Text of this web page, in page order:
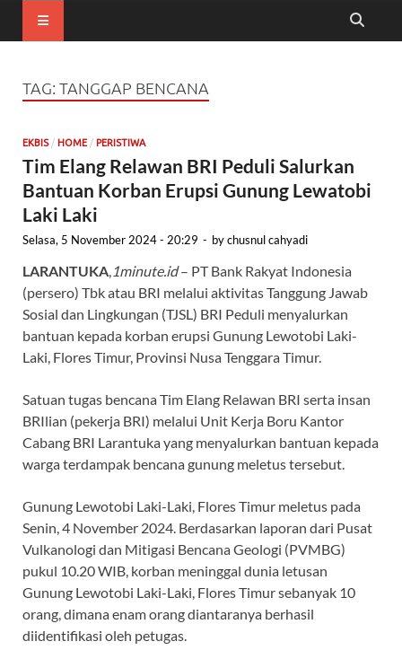
TAG: TANGGAP BENCANA
EKBIS/ HOME / PERISTIWA
Tim Elang Relawan BRI Peduli Salurkan
Bantuan Korban Erupsi Gunung Lewatobi
Laki Laki
Selasa, 5 November 2024 - 20:29 - bychusnul cahyadi
LARANTUKA 1minute.id– PT Bank Rakyat Indonesia
(persero) Tbk atau BRI melalui aktivitas Tanggung Jawab
Sosial dan Lingkungan (TJSL) BRI Peduli menyalurkan
bantuan kepada korban erupsi Gunung Lewotobi Laki-
Laki, Flores Timur, Provinsi Nusa Tenggara Timur.
Satuan tugas bencana Tim Elang Relawan BRI serta insan
BRIlian (pekerja BRI) melalui Unit Kerja Boru Kantor
Cabang BRI Larantuka yang menyalurkan bantuan kepada
warga terdampak bencana gunung meletus tersebut.
Gunung Lewotobi Laki-Laki, Flores Timur meletus pada
Senin, 4 November 2024. Berdasarkan laporan dari Pusat
Vulkanologi dan Mitigasi Bencana Geologi (PVMBG)
pukul 10.20 WIB, korban meninggal dunia letusan
Gunung Lewotobi Laki-Laki, Flores Timur sebanyak 10
orang, dimana enam orang diantaranya berhasil
diidentifikasi oleh petugas.